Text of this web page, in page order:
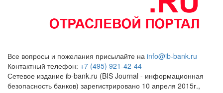
Все вопросы и пожелания присылайте на info@ib-bank.ru
Контактный телефон: +7 (495) 921-42-44
Сетевое издание ib-bank.ru (BIS Journal - информационная
безопасность банков) зарегистрировано 10 апреля 2015г.,